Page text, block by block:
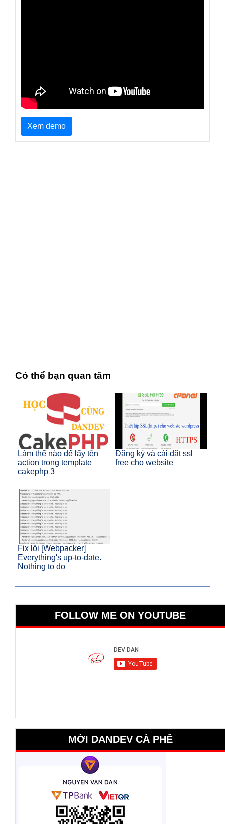
Xem demo
Có thể bạn quan tâm
Làm thế nào để lấy tên
action trong template
cakephp 3
Đăng ký và cài đặt ssl
free cho website
Fix lỗi [Webpacker]
Everything's up-to-date.
Nothing to do
FOLLOW ME ON YOUTUBE
MỜI DANDEV CÀ PHÊ